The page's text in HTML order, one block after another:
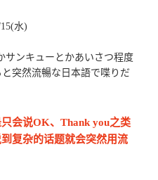
水)
サンキューとかあいさつ程度
突然流暢な日本語で喋りだ
会说OK、Thank you之类
复杂的话题就会突然用流